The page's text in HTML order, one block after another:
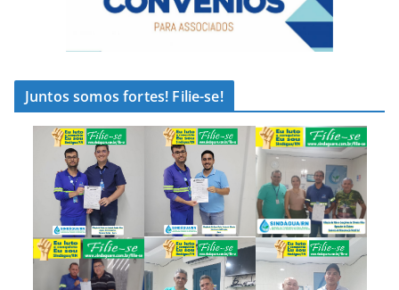
Juntos somos fortes! Filie-se!